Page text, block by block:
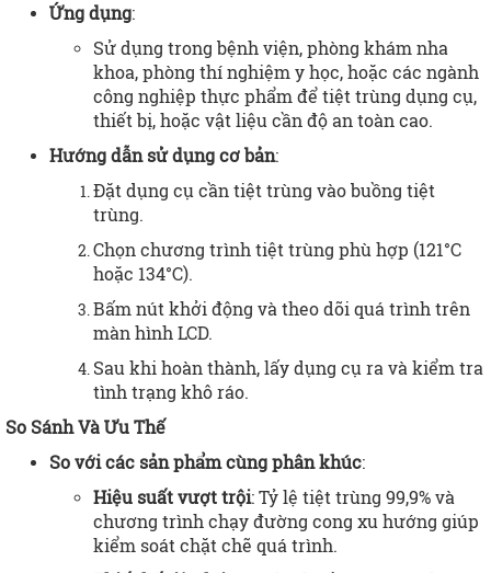
Ứng dụng:
Sử dụng trong bệnh viện, phòng khám nha
khoa, phòng thí nghiệm y học, hoặc các ngành
công nghiệp thực phẩm để tiệt trùng dụng cụ,
thiết bị, hoặc vật liệu cần độ an toàn cao.
Hướng dẫn sử dụng cơ bản:
Đặt dụng cụ cần tiệt trùng vào buồng tiệt
trùng.
Chọn chương trình tiệt trùng phù hợp (121°C
hoặc 134°C).
Bấm nút khởi động và theo dõi quá trình trên
màn hình LCD.
Sau khi hoàn thành, lấy dụng cụ ra và kiểm tra
tình trạng khô ráo.
So Sánh Và Ưu Thế
So với các sản phẩm cùng phân khúc:
Hiệu suất vượt trội: Tỷ lệ tiệt trùng 99,9% và
chương trình chạy đường cong xu hướng giúp
kiểm soát chặt chẽ quá trình.